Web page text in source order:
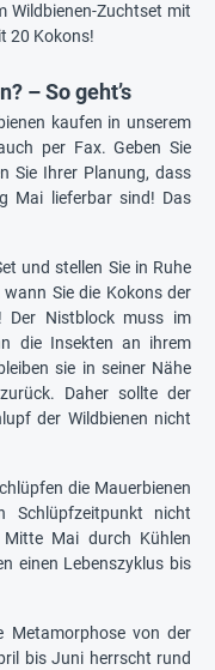
Wildbienen-Zuchtset mit
20 Kokons!
– So geht’s
kaufen in unserem
per Fax. Geben Sie
Sie Ihrer Planung, dass
Mai lieferbar sind! Das
und stellen Sie in Ruhe
Sie die Kokons der
Der Nistblock muss im
die Insekten an ihrem
sie in seiner Nähe
Daher sollte der
der Wildbienen nicht
die Mauerbienen
Schlüpfzeitpunkt nicht
Mai durch Kühlen
einen Lebenszyklus bis
Metamorphose von der
bis Juni herrscht rund